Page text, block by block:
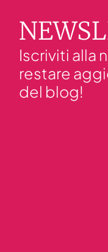
Iscriviti alla
restare
del blog!